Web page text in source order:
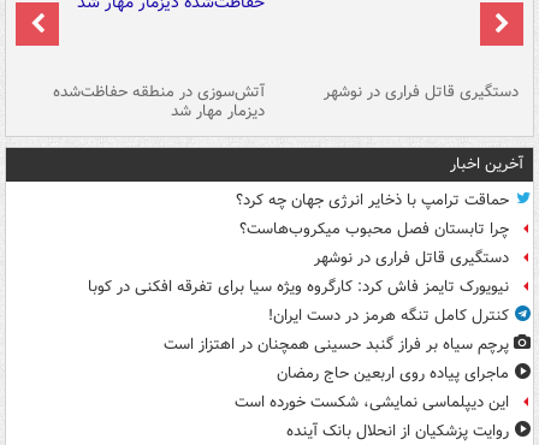
دستگیری قاتل فراری در نوشهر آتش‌سوزی در منطقه حفاظت‌شده
دیزمار مهار شد
آخرین اخبار
حماقت ترامپ با ذخایر انرژی جهان چه کرد؟
چرا تابستان فصل محبوب میکروب‌هاست؟
دستگیری قاتل فراری در نوشهر
نیویورک تایمز فاش کرد: کارگروه ویژه سیا برای تفرقه افکنی در کوبا
کنترل کامل تنگه هرمز در دست ایران!
پرچم سیاه بر فراز گنبد حسینی همچنان در اهتزاز است
ماجرای پیاده روی اربعین حاج رمضان
این دیپلماسی نمایشی، شکست خورده است
روایت پزشکیان از انحلال بانک آینده